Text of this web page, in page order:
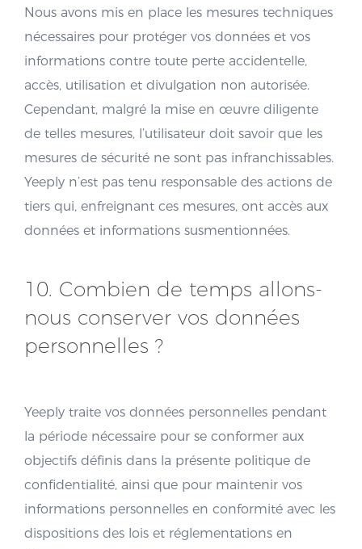
Nous avons mis en place les mesures techniques
nécessaires pour protéger vos données et vos
informations contre toute perte accidentelle,
accès, utilisation et divulgation non autorisée.
Cependant, malgré la mise en œuvre diligente
de telles mesures, l’utilisateur doit savoir que les
mesures de sécurité ne sont pas infranchissables.
Yeeply n’est pas tenu responsable des actions de
tiers qui, enfreignant ces mesures, ont accès aux
données et informations susmentionnées.
10. Combien de temps allons-
nous conserver vos données
personnelles ?
Yeeply traite vos données personnelles pendant
la période nécessaire pour se conformer aux
objectifs définis dans la présente politique de
confidentialité, ainsi que pour maintenir vos
informations personnelles en conformité avec les
dispositions des lois et réglementations en